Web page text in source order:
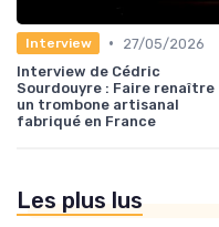
Interview •
27/05/2026
Interview de Cédric
Sourdouyre : Faire renaître
un trombone artisanal
fabriqué en France
Les plus lus